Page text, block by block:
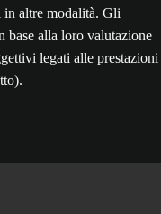
altre modalità. Gli
base alla loro valutazione
legati alle prestazioni